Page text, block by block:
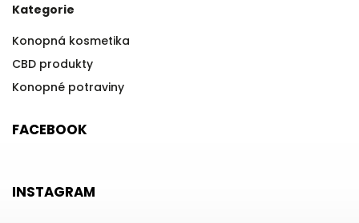
Kategorie
Konopná kosmetika
CBD produkty
Konopné potraviny
FACEBOOK
INSTAGRAM